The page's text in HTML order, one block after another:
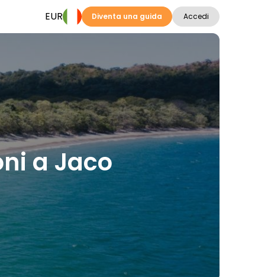
EUR Diventa una guida Accedi
a Jaco